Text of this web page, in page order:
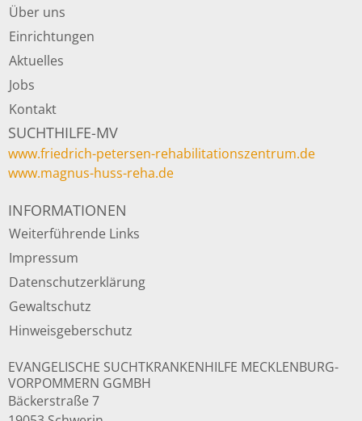
Über uns
Einrichtungen
Aktuelles
Jobs
Kontakt
SUCHTHILFE-MV
www.friedrich-petersen-rehabilitationszentrum.de
www.magnus-huss-reha.de
INFORMATIONEN
Weiterführende Links
Impressum
Datenschutzerklärung
Gewaltschutz
Hinweisgeberschutz
EVANGELISCHE SUCHTKRANKENHILFE MECKLENBURG-
VORPOMMERN GGMBH
Bäckerstraße 7